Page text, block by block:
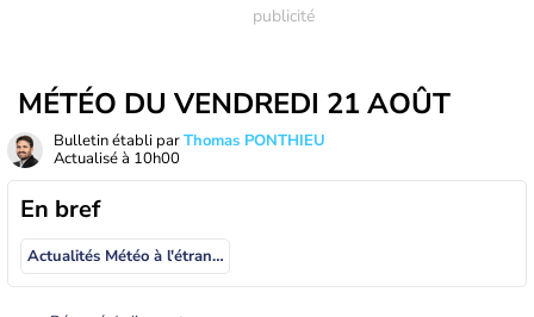
MÉTÉO DU VENDREDI 21 AOÛT
Bulletin établi parThomas PONTHIEU
Actualisé à 10h00
En bref
Actualités Météo à l'étranger